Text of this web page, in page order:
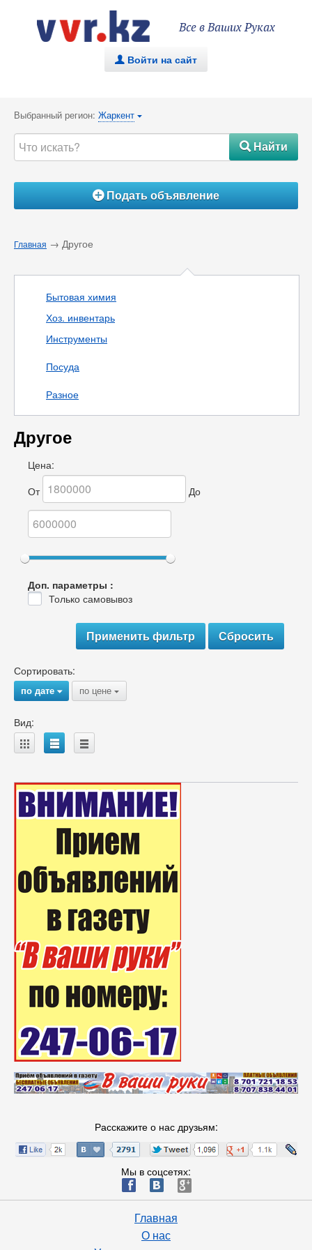
Все в Ваших Руках
. Войти на сайт
Выбранный регион: Жаркент {
#Найти
ÁПодать объявление
Главная → Другое
Бытовая химия
Хоз. инвентарь
Инструменты
Посуда
Разное
Другое
Цена:
От
До
Доп. параметры :
Только самовывоз
Сортировать:
по дате{ по цене {
Вид:
A B C
Расскажите о нас друзьям:
Мы в соцсетях:
ä æ è
Главная
О нас